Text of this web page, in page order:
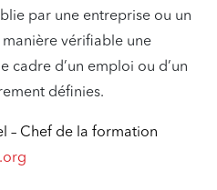
par une entreprise ou un
vérifiable une
cadre d’un emploi ou d’un
définies.
– Chef de la formation